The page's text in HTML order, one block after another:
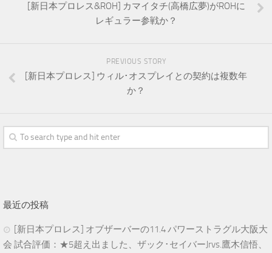
[新日本プロレス&ROH] カマイタチ(高橋広夢)がROHに
レギュラー参戦か？
PREVIOUS STORY
[新日本プロレス] ウィル･オスプレイとの契約は複数年
か？
最近の投稿
[新日本プロレス] オブザーバーの11.4 パワーストラグル大阪大
会 試合評価：★5超え出ました、ザック･セイバーJrvs.鷹木信悟、